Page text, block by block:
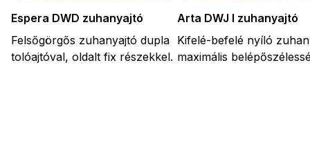
Espera DWD zuhanyajtó
Felsőgörgős zuhanyajtó dupla
tolóajtóval, oldalt fix részekkel.
Arta DWJ I zuhanyajtó
Kifelé-befelé nyíló
maximális